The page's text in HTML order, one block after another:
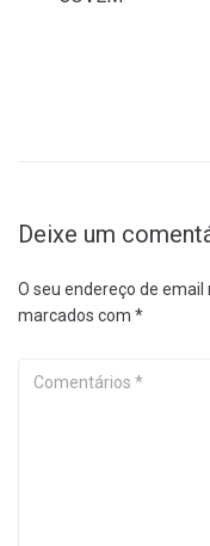
Deixe um
O seu endereço de email
marcados com *